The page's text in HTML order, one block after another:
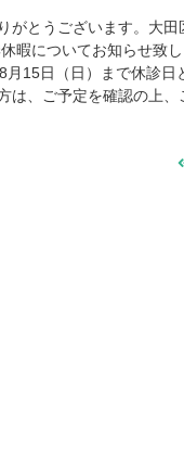
がとうございます。大田
暇についてお知らせ致し
15日（日）まで休診日
は、ご予定を確認の上、